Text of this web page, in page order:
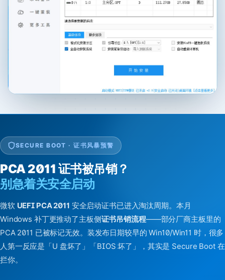
SECURE BOOT · 证书风暴预警
PCA 2011 证书被吊销？
别急着关安全启动
微软 UEFI PCA 2011 安全启动证书已进入淘汰周期。本月
Windows 补丁更推动了主板侧证书吊销流程——部分厂商主板里的
PCA 2011 已被标记无效。装发布日期较早的 Win10/Win11 时，很多
人第一反应是「U 盘坏了」「BIOS 坏了」，其实是 Secure Boot 在
拦你。